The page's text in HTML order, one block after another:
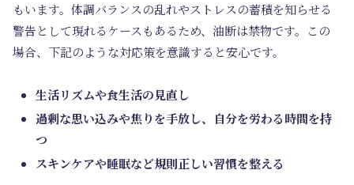
もいます。体調バランスの乱れやストレスの蓄積を知らせる
警告として現れるケースもあるため、油断は禁物です。この
場合、下記のような対応策を意識すると安心です。
生活リズムや食生活の見直し
過剰な思い込みや焦りを手放し、自分を労わる時間を持
つ
スキンケアや睡眠など規則正しい習慣を整える